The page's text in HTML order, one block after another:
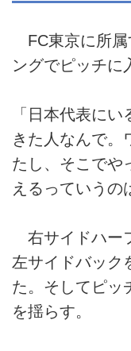
FC東京に所属
ングでピッチに
「日本代表に
きた人なんで。
たし、そこでや
えるっていうの
右サイドハー
左サイドバック
た。そしてピッ
を揺らす。